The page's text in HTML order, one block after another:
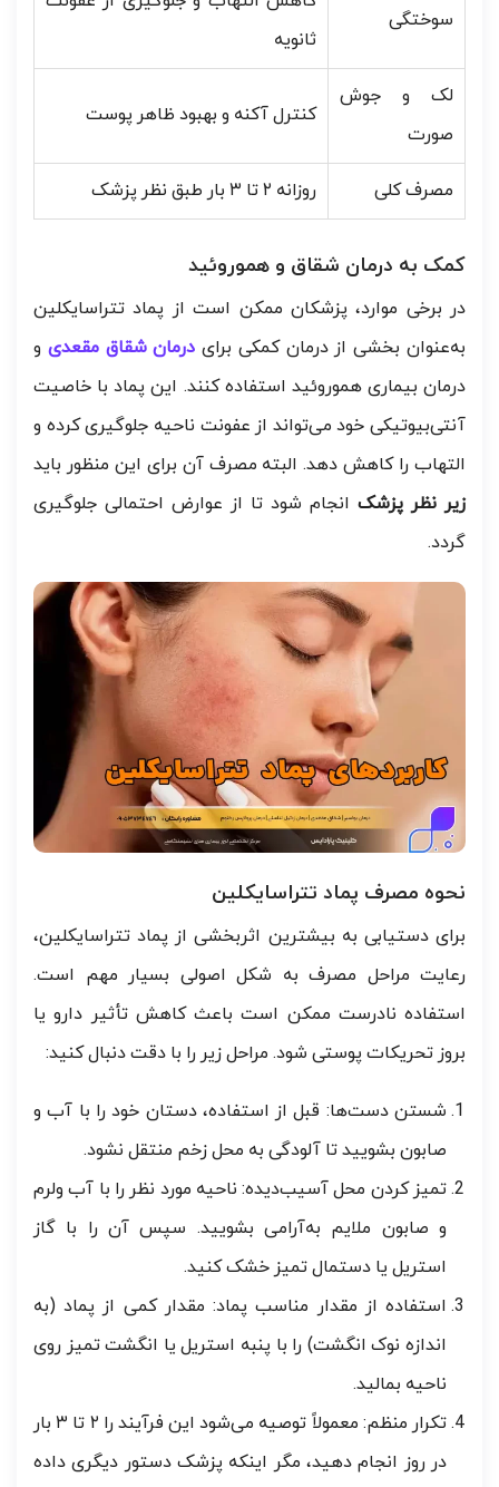
سوختگی
ثانویه
لک و جوش
صورت
کنترل آکنه و بهبود ظاهر پوست
مصرف کلی روزانه ۲ تا ۳ بار طبق نظر پزشک
کمک به درمان شقاق و هموروئید
در برخی موارد، پزشکان ممکن است از پماد تتراسایکلین
به‌عنوان بخشی از درمان کمکی برای درمان شقاق مقعدی و
درمان بیماری هموروئید استفاده کنند. این پماد با خاصیت
آنتی‌بیوتیکی خود می‌تواند از عفونت ناحیه جلوگیری کرده و
التهاب را کاهش دهد. البته مصرف آن برای این منظور باید
زیر نظر پزشک انجام شود تا از عوارض احتمالی جلوگیری
گردد.
نحوه مصرف پماد تتراسایکلین
برای دستیابی به بیشترین اثربخشی از پماد تتراسایکلین،
رعایت مراحل مصرف به شکل اصولی بسیار مهم است.
استفاده نادرست ممکن است باعث کاهش تأثیر دارو یا
بروز تحریکات پوستی شود. مراحل زیر را با دقت دنبال کنید:
شستن دست‌ها: قبل از استفاده، دستان خود را با آب و
صابون بشویید تا آلودگی به محل زخم منتقل نشود.
تمیز کردن محل آسیب‌دیده: ناحیه مورد نظر را با آب ولرم
و صابون ملایم به‌آرامی بشویید. سپس آن را با گاز
استریل یا دستمال تمیز خشک کنید.
استفاده از مقدار مناسب پماد: مقدار کمی از پماد (به
اندازه نوک انگشت) را با پنبه استریل یا انگشت تمیز روی
ناحیه بمالید.
تکرار منظم: معمولاً توصیه می‌شود این فرآیند را ۲ تا ۳ بار
در روز انجام دهید، مگر اینکه پزشک دستور دیگری داده